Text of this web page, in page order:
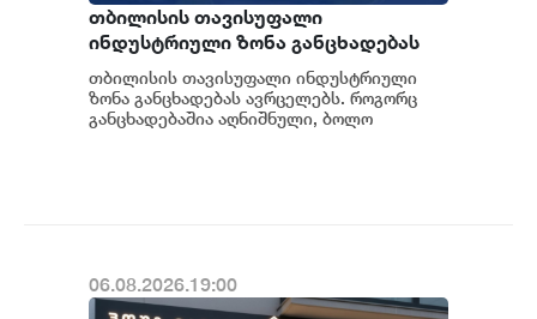
თბილისის თავისუფალი
ინდუსტრიული ზონა განცხადებას
ავრცელებს
თბილისის თავისუფალი ინდუსტრიული
ზონა განცხადებას ავრცელებს. როგორც
განცხადებაშია აღნიშნული, ბოლო
06.08.2026.19:00